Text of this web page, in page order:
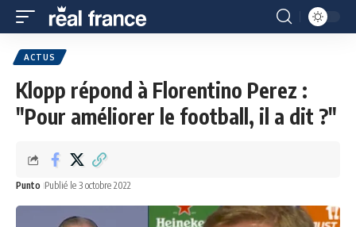
ACTUS
Klopp répond à Florentino Perez :
"Pour améliorer le football, il a dit ?"
Punto Publié le 3 octobre 2022